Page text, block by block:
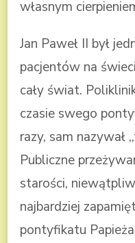
własnym
Jan Paweł II był
pacjentów na
cały świat.
czasie swego
razy, sam nazywał
Publiczne
starości,
najbardziej
pontyfikatu